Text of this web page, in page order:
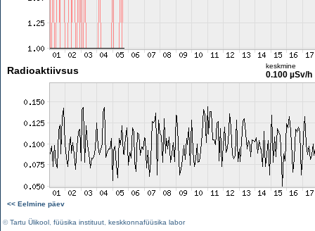
Radioaktiivsus keskmine
0.100 µSv/h
<< Eelmine päev
©Tartu Ülikool füüsika instituut keskkonnafüüsika labor